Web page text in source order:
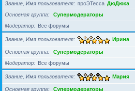
Звание, Имя пользователя проЭТесса ДюДюка
Основная группа
Супермодераторы
Модератор
Все форумы
Звание, Имя пользователя Ирина
Основная группа
Супермодераторы
Модератор
Все форумы
Звание, Имя пользователя Мария
Основная группа Супермодераторы